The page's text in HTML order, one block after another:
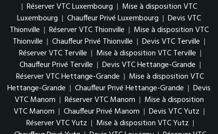
| Réserver VTC Luxembourg | Mise à disposition VTC
Luxembourg | Chauffeur Privé Luxembourg | Devis VTC
Thionville | Réserver VTC Thionville | Mise à disposition VTC
Thionville | Chauffeur Privé Thionville | Devis VTC Terville |
Réserver VTC Terville | Mise à disposition VTC Terville |
Chauffeur Privé Terville | Devis VTC Hettange-Grande |
Réserver VTC Hettange-Grande | Mise à disposition VTC
Hettange-Grande | Chauffeur Privé Hettange-Grande | Devis
VTC Manom | Réserver VTC Manom | Mise à disposition
VTC Manom | Chauffeur Privé Manom | Devis VTC Yutz |
Réserver VTC Yutz | Mise à disposition VTC Yutz |